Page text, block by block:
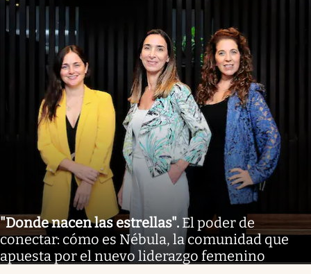
"Donde nacen las estrellas". El poder de
conectar: cómo es Nébula, la comunidad que
apuesta por el nuevo liderazgo femenino